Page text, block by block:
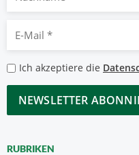
Mail
*
*
Ich akzeptiere die
CAPTCHA
RUBRIKEN